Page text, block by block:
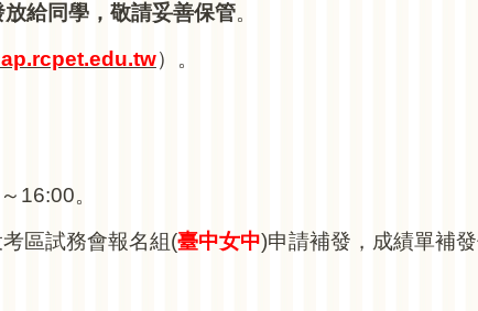
給同學，敬請妥善保管。
）。
16:00。
區試務會報名組(臺中女中)申請補發，成績單補